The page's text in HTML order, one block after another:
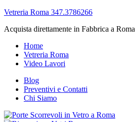
Vetreria Roma 347.3786266
Acquista direttamente in Fabbrica a Roma
Home
Vetreria Roma
Video Lavori
Blog
Preventivi e Contatti
Chi Siamo